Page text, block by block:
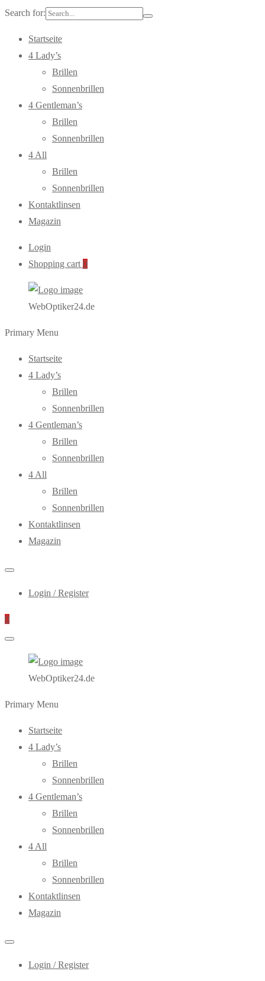
Search for:
Startseite
4 Lady’s
Brillen
Sonnenbrillen
4 Gentleman’s
Brillen
Sonnenbrillen
4 All
Brillen
Sonnenbrillen
Kontaktlinsen
Magazin
Login
Shopping cart 0
WebOptiker24.de
Primary Menu
Startseite
4 Lady’s
Brillen
Sonnenbrillen
4 Gentleman’s
Brillen
Sonnenbrillen
4 All
Brillen
Sonnenbrillen
Kontaktlinsen
Magazin
Login / Register
0
WebOptiker24.de
Primary Menu
Startseite
4 Lady’s
Brillen
Sonnenbrillen
4 Gentleman’s
Brillen
Sonnenbrillen
4 All
Brillen
Sonnenbrillen
Kontaktlinsen
Magazin
Login / Register